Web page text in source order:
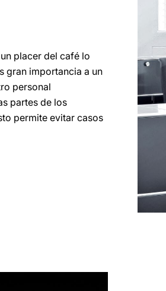
placer del café lo
gran importancia a un
personal
partes de los
permite evitar casos